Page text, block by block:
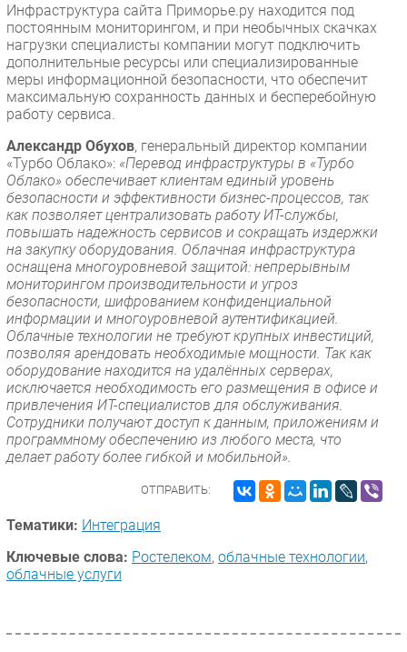
Инфраструктура сайта Приморье.ру находится под
постоянным мониторингом, и при необычных скачках
нагрузки специалисты компании могут подключить
дополнительные ресурсы или специализированные
меры информационной безопасности, что обеспечит
максимальную сохранность данных и бесперебойную
работу сервиса.
Александр Обухов, генеральный директор компании
«Турбо Облако»: «Перевод инфраструктуры в «Турбо
Облако» обеспечивает клиентам единый уровень
безопасности и эффективности бизнес-процессов, так
как позволяет централизовать работу ИТ-службы,
повышать надежность сервисов и сокращать издержки
на закупку оборудования. Облачная инфраструктура
оснащена многоуровневой защитой: непрерывным
мониторингом производительности и угроз
безопасности, шифрованием конфиденциальной
информации и многоуровневой аутентификацией.
Облачные технологии не требуют крупных инвестиций,
позволяя арендовать необходимые мощности. Так как
оборудование находится на удалённых серверах,
исключается необходимость его размещения в офисе и
привлечения ИТ-специалистов для обслуживания.
Сотрудники получают доступ к данным, приложениям и
программному обеспечению из любого места, что
делает работу более гибкой и мобильной».
ОТПРАВИТЬ:
Тематики: Интеграция
Ключевые слова: Ростелеком, облачные технологии,
облачные услуги